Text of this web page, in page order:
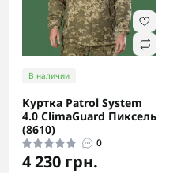
В наличии
Куртка Patrol System
4.0 ClimaGuard Пиксель
(8610)
0
4 230 грн.